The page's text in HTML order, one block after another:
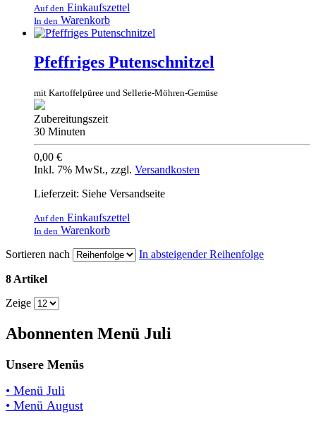
Auf den Einkaufszettel
In den Warenkorb
Pfeffriges Putenschnitzel
mit Kartoffelpüree und Sellerie-Möhren-Gemüse
Zubereitungszeit
30 Minuten
0,00 €
Inkl. 7% MwSt., zzgl. Versandkosten
Lieferzeit: Siehe Versandseite
Auf den Einkaufszettel
In den Warenkorb
Sortieren nach
In absteigender Reihenfolge
8 Artikel
Zeige
Abonnenten Menü Juli
Unsere Menüs
• Menü Juli
• Menü August